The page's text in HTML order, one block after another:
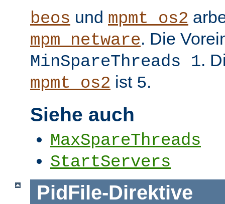
beos und mpmt_os2
mpm_netware. Die
MinSpareThreads 1.
mpmt_os2 ist 5.
Siehe auch
MaxSpareThreads
StartServers
PidFile-Direktive